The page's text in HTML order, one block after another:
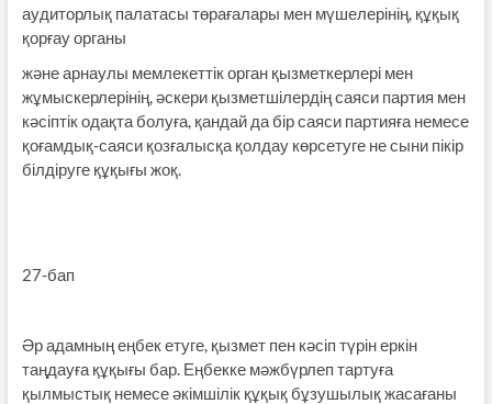
аудиторлық палатасы төрағалары мен мүшелерінің, құқық
қорғау орга­ны
және арнаулы мемлекеттік орган қызметкерлері мен
жұмыс­керлерінің, әскери қызметшілердің саяси партия мен
кәсіптік одақта болуға, қандай да бір саяси партияға немесе
қоғамдық-саяси қозғалысқа қолдау көрсетуге не сыни пікір
білдіруге құқығы жоқ.
27-бап
Әр адамның еңбек етуге, қызмет пен кәсіп түрін еркін
таңдауға құқығы бар. Еңбекке мәжбүрлеп тартуға
қылмыстық немесе әкімшілік құқық бұзушылық жасағаны